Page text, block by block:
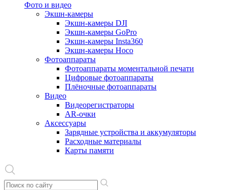
Фото и видео
Экшн-камеры
Экшн-камеры DJI
Экшн-камеры GoPro
Экшн-камеры Insta360
Экшн-камеры Hoco
Фотоаппараты
Фотоаппараты моментальной печати
Цифровые фотоаппараты
Плёночные фотоаппараты
Видео
Видеорегистраторы
AR-очки
Аксессуары
Зарядные устройства и аккумуляторы
Расходные материалы
Карты памяти